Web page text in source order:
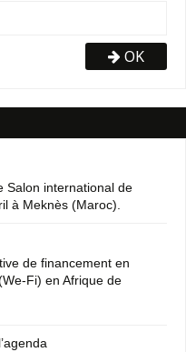
OK
Salon international de
à Meknès (Maroc).
de financement en
Fi) en Afrique de